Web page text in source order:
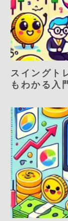
スイングト
もわかる入